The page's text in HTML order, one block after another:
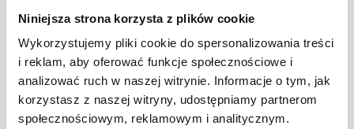
Niniejsza strona korzysta z plików cookie
Wykorzystujemy pliki cookie do spersonalizowania treści
i reklam, aby oferować funkcje społecznościowe i
analizować ruch w naszej witrynie. Informacje o tym, jak
korzystasz z naszej witryny, udostępniamy partnerom
społecznościowym, reklamowym i analitycznym.